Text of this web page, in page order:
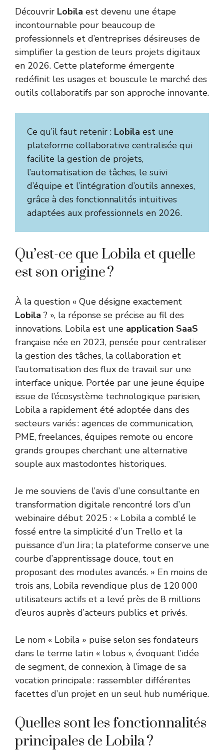
Découvrir Lobila est devenu une étape
incontournable pour beaucoup de
professionnels et d’entreprises désireuses de
simplifier la gestion de leurs projets digitaux
en 2026. Cette plateforme émergente
redéfinit les usages et bouscule le marché des
outils collaboratifs par son approche innovante.
Ce qu’il faut retenir : Lobila est une
plateforme collaborative centralisée qui
facilite la gestion de projets,
l’automatisation de tâches, le suivi
d’équipe et l’intégration d’outils annexes,
grâce à des fonctionnalités intuitives
adaptées aux professionnels en 2026.
Qu’est-ce que Lobila et quelle
est son origine ?
À la question « Que désigne exactement
Lobila ? », la réponse se précise au fil des
innovations. Lobila est une application SaaS
française née en 2023, pensée pour centraliser
la gestion des tâches, la collaboration et
l’automatisation des flux de travail sur une
interface unique. Portée par une jeune équipe
issue de l’écosystème technologique parisien,
Lobila a rapidement été adoptée dans des
secteurs variés : agences de communication,
PME, freelances, équipes remote ou encore
grands groupes cherchant une alternative
souple aux mastodontes historiques.
Je me souviens de l’avis d’une consultante en
transformation digitale rencontré lors d’un
webinaire début 2025 : « Lobila a comblé le
fossé entre la simplicité d’un Trello et la
puissance d’un Jira ; la plateforme conserve une
courbe d’apprentissage douce, tout en
proposant des modules avancés. » En moins de
trois ans, Lobila revendique plus de 120 000
utilisateurs actifs et a levé près de 8 millions
d’euros auprès d’acteurs publics et privés.
Le nom « Lobila » puise selon ses fondateurs
dans le terme latin « lobus », évoquant l’idée
de segment, de connexion, à l’image de sa
vocation principale : rassembler différentes
facettes d’un projet en un seul hub numérique.
Quelles sont les fonctionnalités
principales de Lobila ?